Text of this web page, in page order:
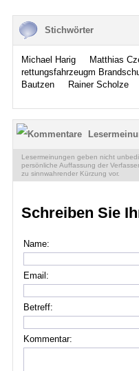
Stichwörter
Michael Harig Matthias
rettungsfahrzeugm
Bautzen
Rainer Scholze
Lesermeinungen geben nicht
persönliche Auffassung der
zu sinnwahrender Kürzung vor.
Schreiben Sie
Name:
Email:
Betreff:
Kommentar: